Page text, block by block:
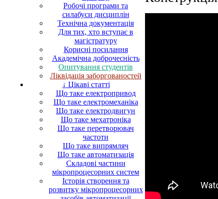
Робочі програми та
силабуси дисциплін
Технічна документація
Для тих, хто вступає в
магістратуру
Корисні посилання
Академічна доброчесність
Опитування студентів
Ліквідація заборгованостей
↓ Цікаві статті
Що таке електропривод
Що таке електромеханіка
Що таке електродвигун
Що таке мехатроніка
Що таке перетворювач
частоти
Що таке випрямляч
Що таке автоматизація
Складові частини
мікропроцесорних систем
Історія створення та
розвитку мікропроцесорних